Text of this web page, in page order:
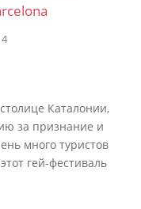
4
Каталонии,
за признание и
много туристов
гей-фестиваль